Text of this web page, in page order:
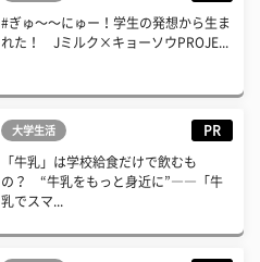
#ぎゅ〜〜にゅー！学生の発想から生ま
れた！ Jミルク×キョーソウPROJE...
大学生活 PR
「牛乳」は学校給食だけで飲むも
の？ “牛乳をもっと身近に”――「牛
乳でスマ...